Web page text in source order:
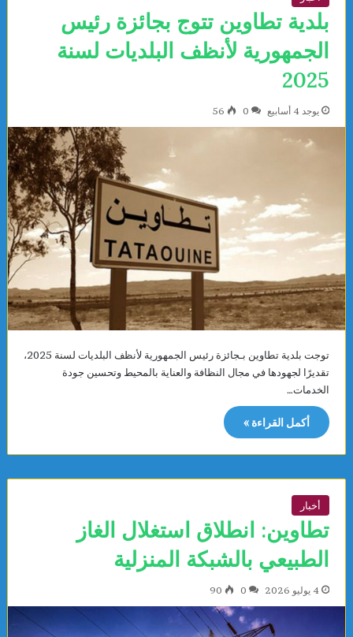
بلدية تطاوين تتوج بجائزة رئيس
الجمهورية لأنظف البلديات لسنة
2025
يوجد 4 أسابيع 0
56
توجت بلدية تطاوين بـجائزة رئيس الجمهورية لأنظف البلديات لسنة 2025،
تقديرًا لجهودها في مجال النظافة والعناية بالمحيط وتحسين جودة
الخدمات…
أكمل القراءة »
أخبار
تطاوين: انطلاق استغلال الغاز
الطبيعي بالشبكة المنزلية
4 يوليو 2026 0
90